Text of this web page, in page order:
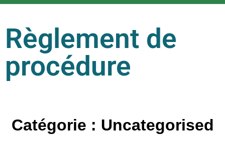
Règlement de
procédure
Catégorie : Uncategorised